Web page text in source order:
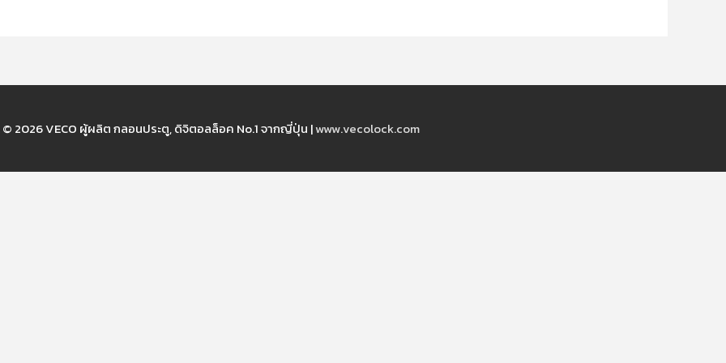
2026VECO ผู้ผลิต กลอนประตู, ดิจิตอลล็อค No.1 จากญี่ปุ่น |www.vecolock.com